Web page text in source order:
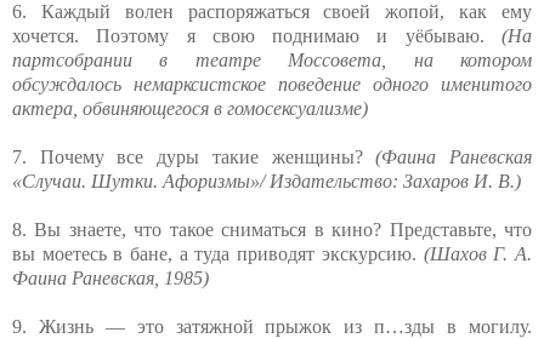
6. Каждый волен распоряжаться своей жопой, как ему
хочется. Поэтому я свою поднимаю и уёбываю. (На
партсобрании в театре Моссовета, на котором
обсуждалось немарксистское поведение одного именитого
актера, обвиняющегося в гомосексуализме)
7. Почему все дуры такие женщины?(Фаина Раневская
«Случаи. Шутки. Афоризмы»/ Издательство: Захаров И. В.)
8. Вы знаете, что такое сниматься в кино? Представьте, что
вы моетесь в бане, а туда приводят экскурсию. (Шахов Г. А.
Фаина Раневская, 1985)
9. Жизнь — это затяжной прыжок из п…зды в могилу.